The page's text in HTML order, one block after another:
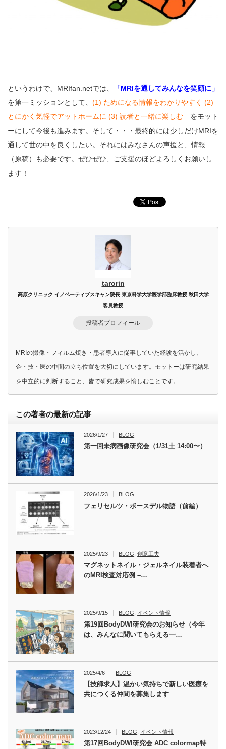
というわけで、MRIfan.netでは、
「MRIを通してみんなを笑顔に」
を第一ミッションとして、 (1) ためになる情報をわかりやすく (2)
とにかく気軽でアットホームに (3) 読者と一緒に楽しむ をモット
ーにして今後も進みます。そして・・・最終的には少しだけMRIを
通して世の中を良くしたい。それにはみなさんの声援と、情報
（原稿）も必要です。ぜひぜひ、ご支援のほどよろしくお願いし
ます！
tarorin
高原クリニック イノベーティブスキャン院長 東京科学大学医学部臨床教授 秋田大学
客員教授
投稿者プロフィール
MRIの撮像・フィルム焼き・患者導入に従事していた経験を活かし、
企・技・医の中間の立ち位置を大切にしています。モットーは研究結果
を中立的に判断すること、皆で研究成果を愉しむことです。
この著者の最新の記事
2026/1/27 BLOG
第一回未病画像研究会（1/31土 14:00〜）
2026/1/23 BLOG
フェリセルツ・ボースデル物語（前編）
2025/9/23 BLOG ,創意工夫
マグネットネイル・ジェルネイル装着者へ
のMRI検査対応例 –…
2025/9/15 BLOG, イベント情報
第19回BodyDWI研究会のお知らせ（今年
は、みんなに聞いてもらえる一…
2025/4/6 BLOG
【技師求人】温かい気持ちで新しい医療を
共につくる仲間を募集します
2023/12/24 BLOG イベント情報
第17回BodyDWI研究会 ADC colormap特